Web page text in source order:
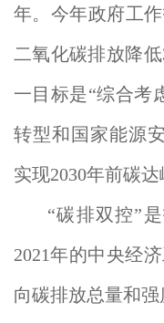
年。今年政府工
二氧化碳排放降
一目标是“综合考
转型和国家能源
实现2030年前碳达
“碳排双控”
2021年的中央经
向碳排放总量和强